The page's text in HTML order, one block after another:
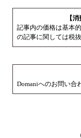
【
記事内の価格は基本
の記事に関しては税
Domaniへのお問い合